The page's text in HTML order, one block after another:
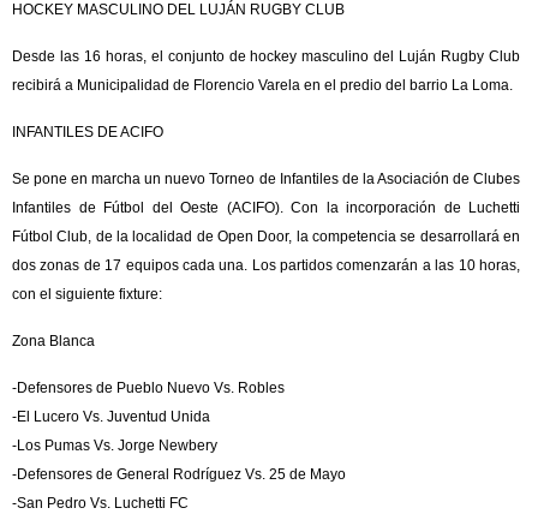
HOCKEY MASCULINO DEL LUJÁN RUGBY CLUB
Desde las 16 horas, el conjunto de hockey masculino del Luján Rugby Club
recibirá a Municipalidad de Florencio Varela en el predio del barrio La Loma.
INFANTILES DE ACIFO
Se pone en marcha un nuevo Torneo de Infantiles de la Asociación de Clubes
Infantiles de Fútbol del Oeste (ACIFO). Con la incorporación de Luchetti
Fútbol Club, de la localidad de Open Door, la competencia se desarrollará en
dos zonas de 17 equipos cada una. Los partidos comenzarán a las 10 horas,
con el siguiente fixture:
Zona Blanca
-Defensores de Pueblo Nuevo Vs. Robles
-El Lucero Vs. Juventud Unida
-Los Pumas Vs. Jorge Newbery
-Defensores de General Rodríguez Vs. 25 de Mayo
-San Pedro Vs. Luchetti FC